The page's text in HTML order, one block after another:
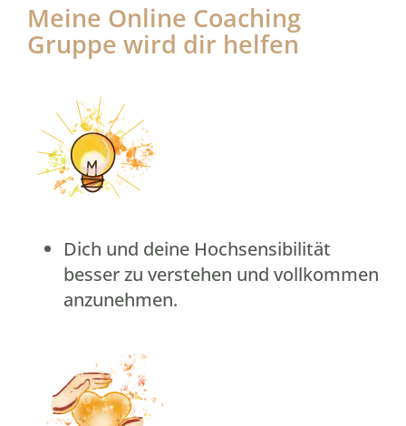
Meine Online Coaching
Gruppe wird dir helfen
Dich und deine Hochsensibilität
besser zu verstehen und vollkommen
anzunehmen.